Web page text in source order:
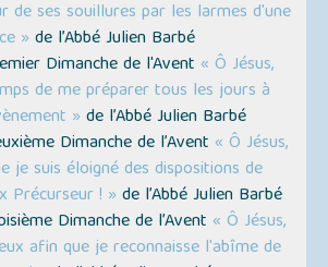
ses souillures par les larmes d'une
» de l’Abbé Julien Barbé
Dimanche de l'Avent « Ô Jésus,
de me préparer tous les jours à
» de l’Abbé Julien Barbé
Dimanche de l’Avent « Ô Jésus,
je suis éloigné des dispositions de
Précurseur ! » de l’Abbé Julien Barbé
Dimanche de l’Avent « Ô Jésus,
afin que je reconnaisse l'abîme de